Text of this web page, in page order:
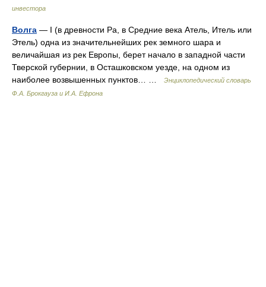
инвестора
Волга — I (в древности Ра, в Средние века Атель, Итель или
Этель) одна из значительнейших рек земного шара и
величайшая из рек Европы, берет начало в западной части
Тверской губернии, в Осташковском уезде, на одном из
наиболее возвышенных пунктов… …
Энциклопедический словарь
Ф.А. Брокгауза и И.А. Ефрона